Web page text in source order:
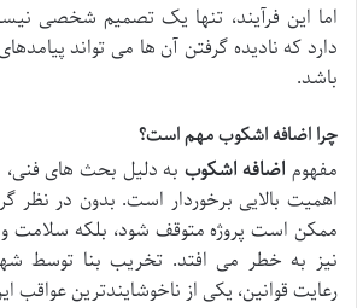
اما این فرآیند، تنها یک تصمیم شخصی
دارد که نادیده گرفتن آن ها می تواند
باشد.
چرا اضافه اشکوب مهم است؟
مفهوم اضافه اشکوب به دلیل بحث های فنی،
اهمیت بالایی برخوردار است. بدون در نظر
ممکن است پروژه متوقف شود، بلکه سلامت
نیز به خطر می افتد. تخریب بنا توسط
رعایت قوانین، یکی از ناخوشایندترین